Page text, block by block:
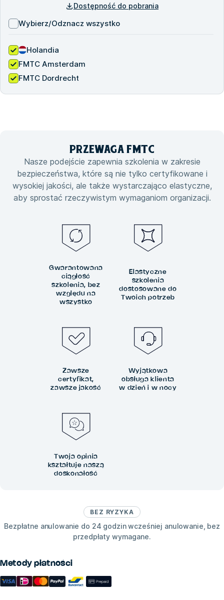
Dostępność do pobrania
Wybierz/Odznacz wszystko
Holandia
FMTC Amsterdam
FMTC Dordrecht
BEZ RYZYKA
Bezpłatne anulowanie do 24 godzin wcześniej anulowanie, bez
przedpłaty wymagane.
Metody płatności
PRZEWAGA FMTC
Nasze podejście zapewnia szkolenia w zakresie
bezpieczeństwa, które są nie tylko certyfikowane i
wysokiej jakości, ale także wystarczająco elastyczne,
aby sprostać rzeczywistym wymaganiom organizacji.
Gwarantowana
ciągłość
szkolenia, bez
względu na
wszystko
Elastyczne
szkolenia
dostosowane do
Twoich potrzeb
Zawsze
certyfikat,
zawsze jakość
Wyjątkowa
obsługa klienta
w dzień i w nocy
Twoja opinia
kształtuje naszą
doskonałość